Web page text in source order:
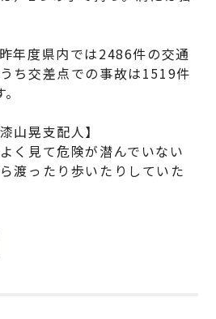
年度県内では2486件の交通
ち交差点での事故は1519件
山晃支配人】
く見て危険が潜んでいない
渡ったり歩いたりしていた